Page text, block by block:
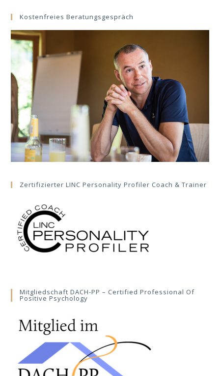
Kostenfreies Beratungsgespräch
Zertifizierter LINC Personality Profiler Coach & Trainer
Mitgliedschaft DACH-PP – Certified Professional Of
Positive Psychology